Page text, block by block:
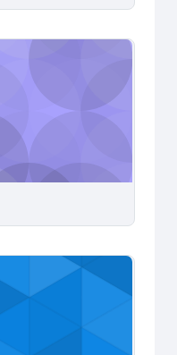
担当者会